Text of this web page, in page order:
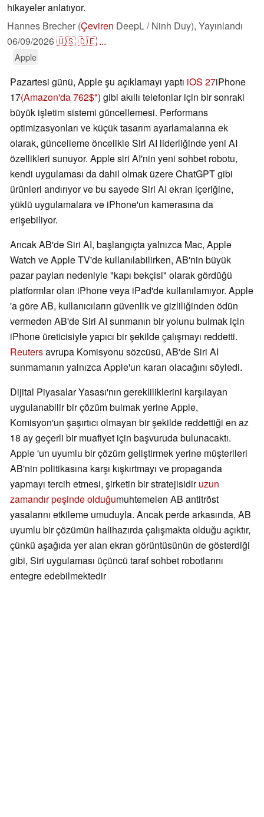
hikayeler anlatıyor.
Hannes Brecher (Çeviren DeepL / Ninh Duy), Yayınlandı
06/09/2026🇺🇸🇩🇪 ...
Apple
Pazartesi günü, Apple şu açıklamayı yaptı iOS 27iPhone
17(Amazon'da 762$ ) gibi akıllı telefonlar için bir sonraki
büyük işletim sistemi güncellemesi. Performans
optimizasyonları ve küçük tasarım ayarlamalarına ek
olarak, güncelleme öncelikle Siri AI liderliğinde yeni AI
özellikleri sunuyor. Apple siri AI'nin yeni sohbet robotu,
kendi uygulaması da dahil olmak üzere ChatGPT gibi
ürünleri andırıyor ve bu sayede Siri AI ekran içeriğine,
yüklü uygulamalara ve iPhone'un kamerasına da
erişebiliyor.
Ancak AB'de Siri AI, başlangıçta yalnızca Mac, Apple
Watch ve Apple TV'de kullanılabilirken, AB'nin büyük
pazar payları nedeniyle "kapı bekçisi" olarak gördüğü
platformlar olan iPhone veya iPad'de kullanılamıyor. Apple
'a göre AB, kullanıcıların güvenlik ve gizliliğinden ödün
vermeden AB'de Siri AI sunmanın bir yolunu bulmak için
iPhone üreticisiyle yapıcı bir şekilde çalışmayı reddetti.
Reutersavrupa Komisyonu sözcüsü, AB'de Siri AI
sunmamanın yalnızca Apple'un kararı olacağını söyledi.
Dijital Piyasalar Yasası'nın gerekliliklerini karşılayan
uygulanabilir bir çözüm bulmak yerine Apple,
Komisyon'un şaşırtıcı olmayan bir şekilde reddettiği en az
18 ay geçerli bir muafiyet için başvuruda bulunacaktı.
Apple 'un uyumlu bir çözüm geliştirmek yerine müşterileri
AB'nin politikasına karşı kışkırtmayı ve propaganda
yapmayı tercih etmesi, şirketin bir stratejisidiruzun
zamandır peşinde olduğumuhtemelen AB antitröst
yasalarını etkileme umuduyla. Ancak perde arkasında, AB
uyumlu bir çözümün halihazırda çalışmakta olduğu açıktır,
çünkü aşağıda yer alan ekran görüntüsünün de gösterdiği
gibi, Siri uygulaması üçüncü taraf sohbet robotlarını
entegre edebilmektedir